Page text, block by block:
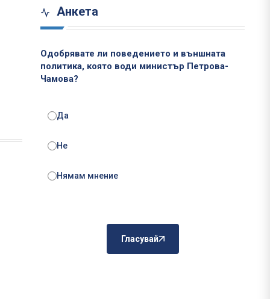
Анкета
Одобрявате ли поведението и външната
политика, която води министър Петрова-
Чамова?
Да
Не
Нямам мнение
Гласувай